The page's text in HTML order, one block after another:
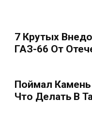
7 Крутых
ГАЗ-66 От
Поймал
Что Делать В